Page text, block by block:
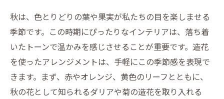
秋は、色とりどりの葉や果実が私たちの目を楽しませる
季節です。この時期にぴったりなインテリアは、落ち着
いたトーンで温かみを感じさせることが重要です。造花
を使ったアレンジメントは、手軽にこの季節感を表現で
きます。まず、赤やオレンジ、黄色のリーフとともに、
秋の花として知られるダリアや菊の造花を取り入れる